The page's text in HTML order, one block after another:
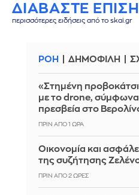
ΔΙΑΒΑΣΤΕ
περισσότερες ειδήσεις από το skai.gr
ΡΟΗ ΔΗΜΟΦΙΛΗ
«Στημένη
με το drone, σύμφωνα
πρεσβεία στο
ΠΡΙΝ ΑΠΌ 1 ΏΡΑ
Οικονομία και
της συζήτησης
ΠΡΙΝ ΑΠΌ 2 ΏΡΕΣ